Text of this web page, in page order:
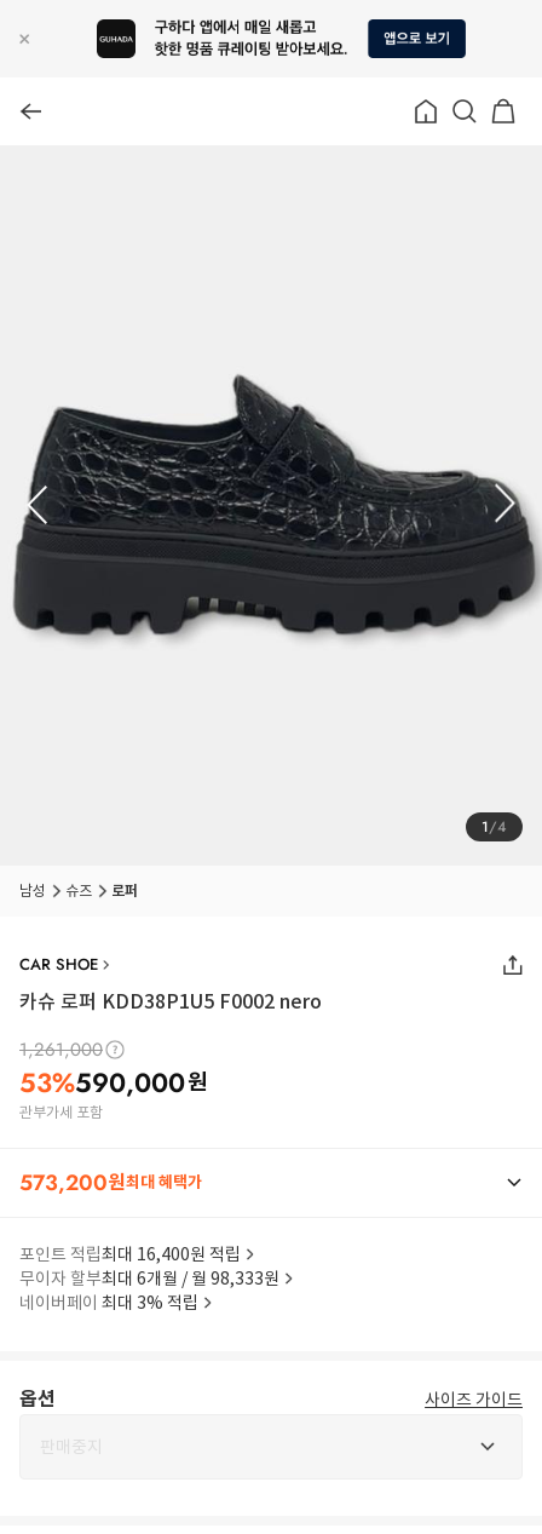
1/4
남성 슈즈 로퍼
CAR SHOE
카슈 로퍼 KDD38P1U5 F0002 nero
1,261,000
53%590,000원
관부가세 포함
573,200원최대 혜택가
포인트 적립최대 16,400원 적립
무이자 할부최대 6개월 / 월 98,333원
네이버페이 최대 3% 적립
옵션 사이즈 가이드
판매중지